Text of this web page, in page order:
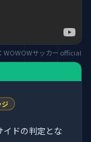
WOWOWサッカー official
ジ
イドの判定とな